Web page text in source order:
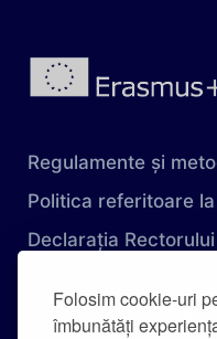
Folosim cookie-uri
îmbunătăți
Regulamente și
Politica referitoare
Declarația Rectorului
Carta Universității